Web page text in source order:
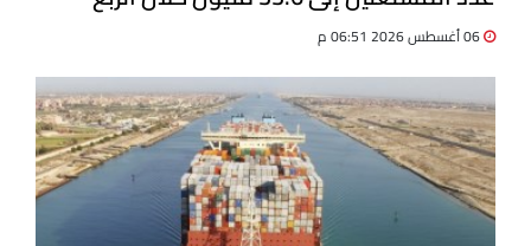
الثاني 2026